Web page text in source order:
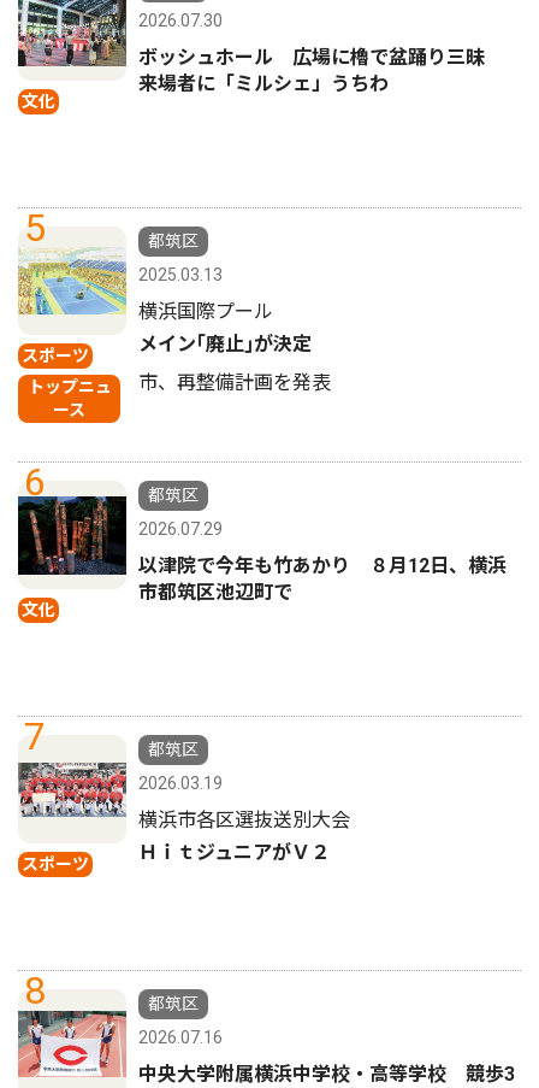
文化
2026.07.30
ボッシュホール 広場に櫓で盆踊り三昧
来場者に「ミルシェ」うちわ
5
スポーツ
トップニュ
ース
都筑区
2025.03.13
横浜国際プール
メイン｢廃止｣が決定
市、再整備計画を発表
6
文化
都筑区
2026.07.29
以津院で今年も竹あかり ８月12日、横浜
市都筑区池辺町で
7
スポーツ
都筑区
2026.03.19
横浜市各区選抜送別大会
ＨｉｔジュニアがＶ２
8
都筑区
2026.07.16
中央大学附属横浜中学校・高等学校 競歩3